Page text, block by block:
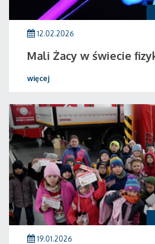
12.02.2026
Mali Żacy w świecie
więcej
19.01.2026